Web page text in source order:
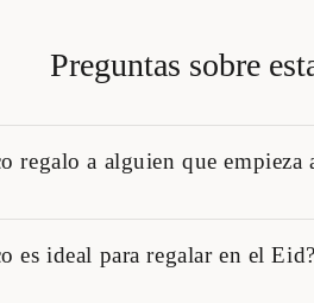
Preguntas sobre
regalo a alguien que empieza
de cualquier nivel. Consúltanos y te
es ideal para regalar en el Eid?